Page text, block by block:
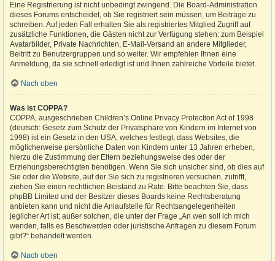
Eine Registrierung ist nicht unbedingt zwingend. Die Board-Administration
dieses Forums entscheidet, ob Sie registriert sein müssen, um Beiträge zu
schreiben. Auf jeden Fall erhalten Sie als registriertes Mitglied Zugriff auf
zusätzliche Funktionen, die Gästen nicht zur Verfügung stehen: zum Beispiel
Avatarbilder, Private Nachrichten, E-Mail-Versand an andere Mitglieder,
Beitritt zu Benutzergruppen und so weiter. Wir empfehlen Ihnen eine
Anmeldung, da sie schnell erledigt ist und Ihnen zahlreiche Vorteile bietet.
Nach oben
Was ist COPPA?
COPPA, ausgeschrieben Children’s Online Privacy Protection Act of 1998
(deutsch: Gesetz zum Schutz der Privatsphäre von Kindern im Internet von
1998) ist ein Gesetz in den USA, welches festlegt, dass Websites, die
möglicherweise persönliche Daten von Kindern unter 13 Jahren erheben,
hierzu die Zustimmung der Eltern beziehungsweise des oder der
Erziehungsberechtigten benötigen. Wenn Sie sich unsicher sind, ob dies auf
Sie oder die Website, auf der Sie sich zu registrieren versuchen, zutrifft,
ziehen Sie einen rechtlichen Beistand zu Rate. Bitte beachten Sie, dass
phpBB Limited und der Besitzer dieses Boards keine Rechtsberatung
anbieten kann und nicht die Anlaufstelle für Rechtsangelegenheiten
jeglicher Art ist; außer solchen, die unter der Frage „An wen soll ich mich
wenden, falls es Beschwerden oder juristische Anfragen zu diesem Forum
gibt?“ behandelt werden.
Nach oben